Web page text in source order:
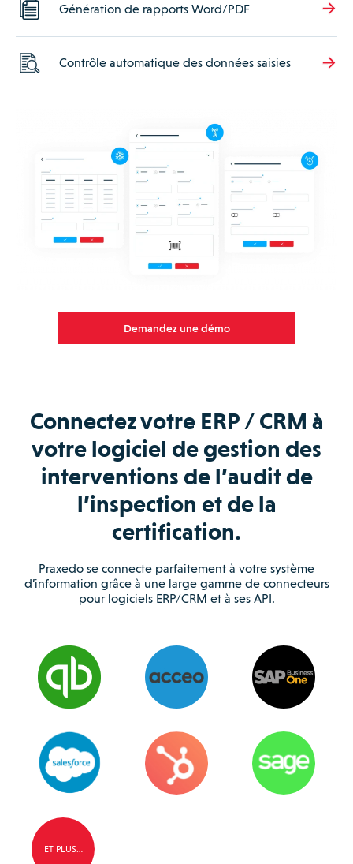
Génération de rapports Word/PDF
Contrôle automatique des données saisies
Demandez une démo
Connectez votre ERP / CRM à
votre logiciel de gestion des
interventions de l’audit de
l’inspection et de la
certification.
Praxedo se connecte parfaitement à votre système
d’information grâce à une large gamme de connecteurs
pour logiciels ERP/CRM et à ses API.
ET PLUS…